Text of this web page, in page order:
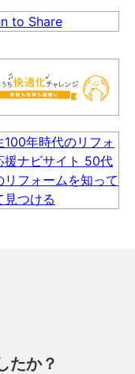
たか？